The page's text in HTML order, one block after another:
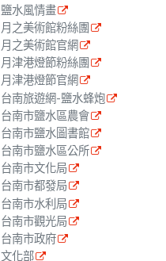
鹽水風情畫
月之美術館粉絲團
月之美術館官網
月津港燈節粉絲團
月津港燈節官網
台南旅遊網-鹽水蜂炮
台南市鹽水區農會
台南市鹽水圖書館
台南市鹽水區公所
台南市文化局
台南市都發局
台南市水利局
台南市觀光局
台南市政府
文化部